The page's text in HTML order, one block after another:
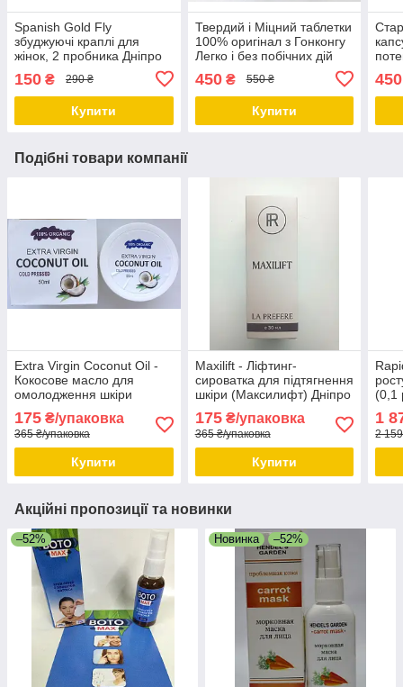
Spanish Gold Fly
збуджуючі краплі для
жінок, 2 пробника Дніпро
150 ₴ 290 ₴
Купити
Твердий і Міцний таблетки
100% оригінал з Гонконгу
Легко і без побічних дій
450₴ 550 ₴
Купити
450
Подібні товари компанії
Extra Virgin Coconut Oil -
Кокосове масло для
омолодження шкіри
обличчя і тіла Дніпро
175 ₴/упаковка
365 ₴/упаковка
Купити
Maxilift - Ліфтинг-
сироватка для підтягнення
шкіри (Максилифт) Дніпро
175₴/упаковка
365 ₴/упаковка
Купити
(0,1
1
2
Акційні пропозиції та новинки
–52% Новинка –52%